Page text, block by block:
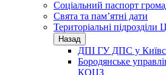
Соціальний паспорт
Свята та пам’ятні дати
Територіальні
Назад
ДПІ ГУ ДПС у
Бородянське
КОЦЗ